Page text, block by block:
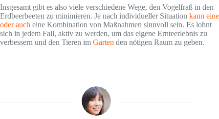
Insgesamt gibt es also viele verschiedene Wege, den Vogelfraß in den
Erdbeerbeeten zu minimieren. Je nach individueller Situation kann eine
oder auch eine Kombination von Maßnahmen sinnvoll sein. Es lohnt
sich in jedem Fall, aktiv zu werden, um das eigene Ernteerlebnis zu
verbessern und den Tieren im Garten den nötigen Raum zu geben.